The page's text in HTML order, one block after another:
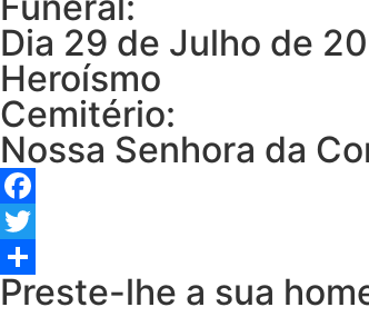
Dia 29 de Julho de
Heroísmo
Cemitério:
Nossa Senhora da
Facebook
Twitter
Share
Preste-lhe a sua